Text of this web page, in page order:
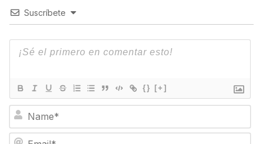
Suscríbete
{} [+]
m